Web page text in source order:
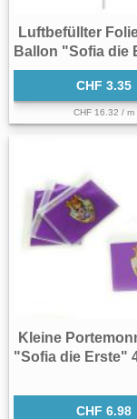
Luftbefüllter
Ballon "Sofia die
CHF 3.35
CHF 16.32 / m
Kleine
"Sofia die Erste"
CHF 6.98